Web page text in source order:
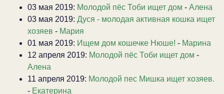
03 мая 2019: Молодой пёс Тоби ищет дом - Алена
03 мая 2019: Дуся - молодая активная кошка ищет
хозяев - Мария
01 мая 2019: Ищем дом кошечке Нюше! - Марина
12 апреля 2019: Молодой пёс Тоби ищет дом -
Алена
11 апреля 2019: Молодой пес Мишка ищет хозяев.
- Екатерина